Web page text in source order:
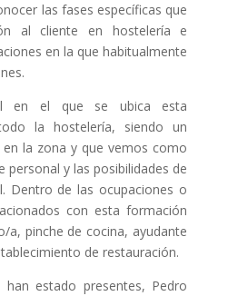
las fases específicas que
al cliente en hostelería e
en la que habitualmente
en el que se ubica esta
la hostelería, siendo un
la zona y que vemos como
personal y las posibilidades de
Dentro de las ocupaciones o
con esta formación
a, pinche de cocina, ayudante
de restauración.
estado presentes, Pedro